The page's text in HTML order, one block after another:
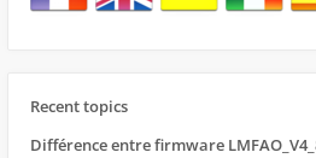
Recent topics
Différence entre firmware